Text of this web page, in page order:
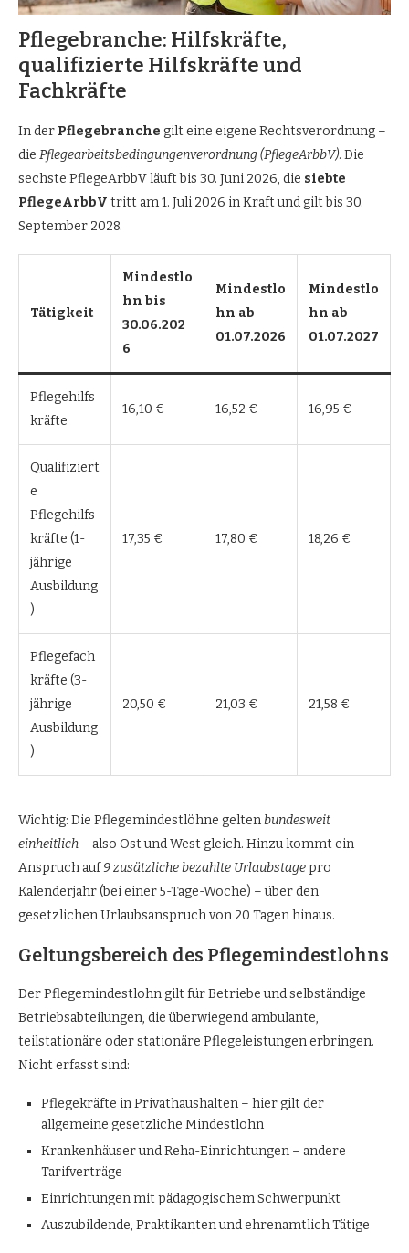
Pflegebranche: Hilfskräfte,
qualifizierte Hilfskräfte und
Fachkräfte
In der Pflegebranche gilt eine eigene Rechtsverordnung –
die Pflegearbeitsbedingungenverordnung (PflegeArbbV). Die
sechste PflegeArbbV läuft bis 30. Juni 2026, die siebte
PflegeArbbV tritt am 1. Juli 2026 in Kraft und gilt bis 30.
September 2028.
Tätigkeit
Mindestlo
hn bis
30.06.202
6
Mindestlo
hn ab
01.07.2026
Mindestlo
hn ab
01.07.2027
Pflegehilfs
kräfte
16,10 € 16,52 € 16,95 €
Qualifiziert
e
Pflegehilfs
kräfte (1-
jährige
Ausbildung
)
17,35 € 17,80 € 18,26 €
Pflegefach
kräfte (3-
jährige
Ausbildung
)
20,50 € 21,03 € 21,58 €
Wichtig: Die Pflegemindestlöhne geltenbundesweit
einheitlich – also Ost und West gleich. Hinzu kommt ein
Anspruch auf9 zusätzliche bezahlte Urlaubstagepro
Kalenderjahr (bei einer 5-Tage-Woche) – über den
gesetzlichen Urlaubsanspruch von 20 Tagen hinaus.
Geltungsbereich des Pflegemindestlohns
Der Pflegemindestlohn gilt für Betriebe und selbständige
Betriebsabteilungen, die überwiegend ambulante,
teilstationäre oder stationäre Pflegeleistungen erbringen.
Nicht erfasst sind:
Pflegekräfte in Privathaushalten – hier gilt der
allgemeine gesetzliche Mindestlohn
Krankenhäuser und Reha-Einrichtungen – andere
Tarifverträge
Einrichtungen mit pädagogischem Schwerpunkt
Auszubildende, Praktikanten und ehrenamtlich Tätige